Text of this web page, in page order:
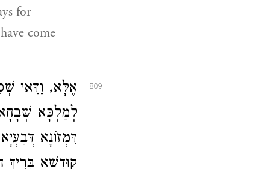
for
come
809
אֶלָּא, וַדַּאי
לְמַלְכָּא
דִּמְזוֹנָא
קוּדְשָׁא בְּרִיךְ